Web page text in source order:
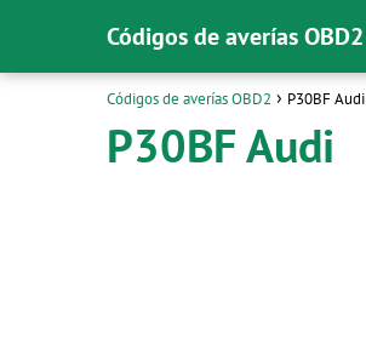
Códigos de averías OBD2
Códigos de averías OBD2 P30BF Audi
P30BF Audi